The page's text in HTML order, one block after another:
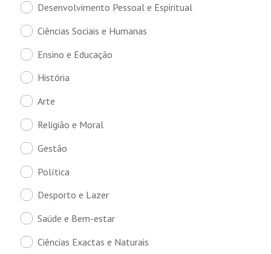
Desenvolvimento Pessoal e Espiritual
Ciências Sociais e Humanas
Ensino e Educação
História
Arte
Religião e Moral
Gestão
Política
Desporto e Lazer
Saúde e Bem-estar
Ciências Exactas e Naturais